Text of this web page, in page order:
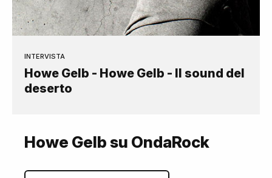
INTERVISTA
Howe Gelb - Howe Gelb - Il sound del
deserto
Howe Gelb su OndaRock